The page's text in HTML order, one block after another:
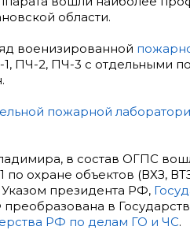
области.
военизированной
ПЧ-2, ПЧ-3 с отдельными
пожарной
в состав ОГПС
охране объектов (ВХЗ,
Указом президента РФ,
в
РФ по делам ГО и ЧС.